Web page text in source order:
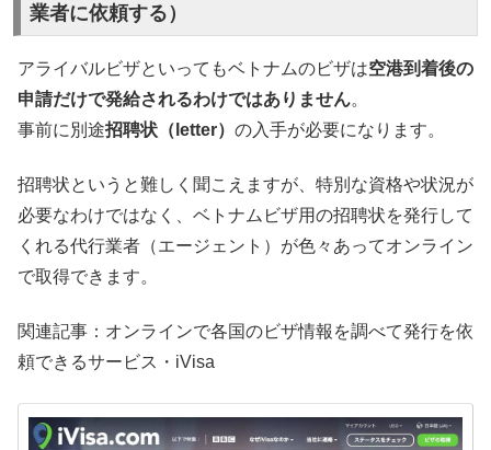
業者に依頼する）
アライバルビザといってもベトナムのビザは空港到着後の
申請だけで発給されるわけではありません。
事前に別途招聘状（letter） の入手が必要になります。
招聘状というと難しく聞こえますが、特別な資格や状況が
必要なわけではなく、ベトナムビザ用の招聘状を発行して
くれる代行業者（エージェント）が色々あってオンライン
で取得できます。
関連記事：オンラインで各国のビザ情報を調べて発行を依
頼できるサービス・iVisa